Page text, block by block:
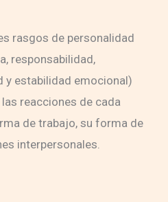
rasgos de personalidad
responsabilidad,
y estabilidad emocional)
reacciones de cada
de trabajo, su forma de
interpersonales.